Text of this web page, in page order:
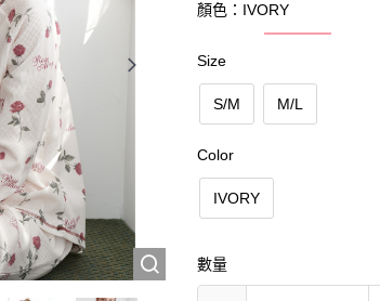
顏色：IVORY
Size
S/M M/L
Color
IVORY
數量